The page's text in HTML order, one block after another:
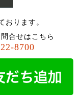
おります。
合せはこちら
8700